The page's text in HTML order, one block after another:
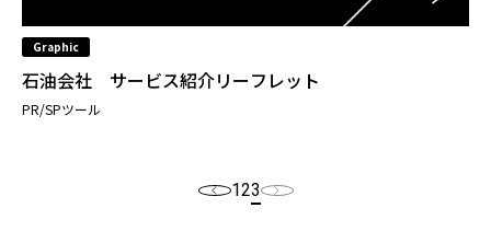
Graphic
石油会社 サービス紹介リーフレット
PR/SPツール
123